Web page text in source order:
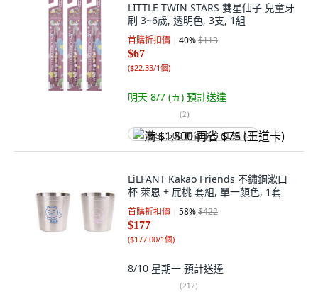
LITTLE TWIN STARS 雙星仙子 兒童牙
刷 3~6歲, 透明色, 3支, 1組
首購折扣價 40%$113
$67
($22.33/1個)
明天 8/7 (五) 預計送達
(2)
满 $1,500 再省 $75 (王道卡)
LiLFANT Kakao Friends 不鏽鋼漱口
杯 萊恩 + 屁桃 套組, 單一顏色, 1套
首購折扣價 58%$422
$177
($177.00/1個)
8/10 星期一 預計送達
(217)